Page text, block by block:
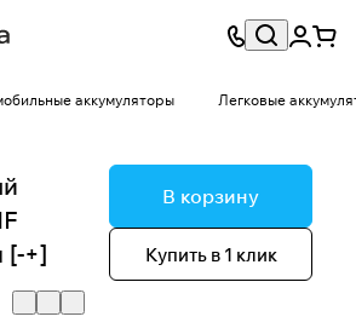
аккумуляторы Легковые
[-+]
В корзину
Купить в 1 клик